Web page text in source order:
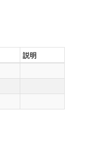
説明